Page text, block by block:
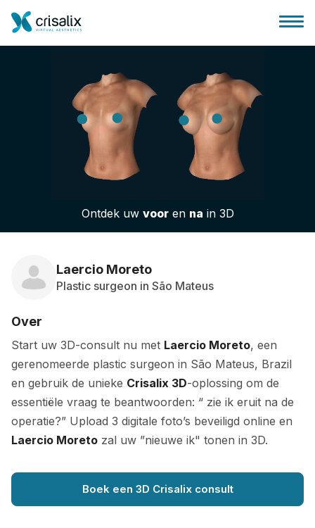
Huis chirurg
3D business platform
Patiëntrecensies
Ontdek uw vooren na in 3D
Laercio Moreto
Plastic surgeon in São Mateus
Over
Start uw 3D-consult nu met Laercio Moreto, een
gerenomeerde plastic surgeon in São Mateus, Brazil
en gebruik de unieke Crisalix 3D-oplossing om de
essentiële vraag te beantwoorden: “ zie ik eruit na de
operatie?” Upload 3 digitale foto’s beveiligd online en
Laercio Moreto zal uw ”nieuwe ik" tonen in 3D.
Boek een 3D Crisalix consult